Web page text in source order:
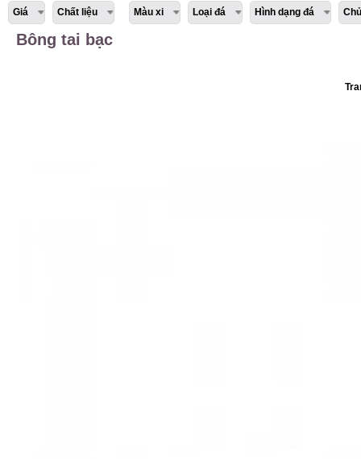
Giá Chất liệu Màu xi Loại đá Hình dạng đá
Bông tai bạc